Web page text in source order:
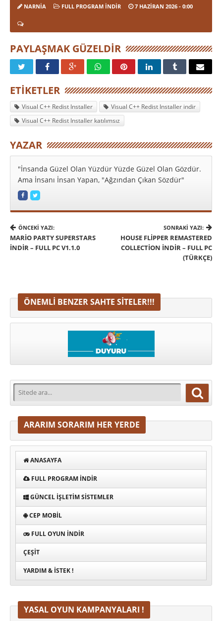
NARNIA FULL PROGRAM INDIR 7 HAZIRAN 2026 - 0:00
PAYLAŞMAK GÜZELDIR
ETIKETLER
Visual C++ Redist Installer
Visual C++ Redist Installer indir
Visual C++ Redist Installer katılımsız
YAZAR
"İnsanda Güzel Olan Yüzdür Yüzde Güzel Olan Gözdür.
Ama İnsanı İnsan Yapan, "Ağzından Çıkan Sözdür"
ÖNCEKI YAZI:
MARIO PARTY SUPERSTARS
İNDIR – FULL PC V1.1.0
SONRAKI YAZI:
HOUSE FLIPPER REMASTERED
COLLECTION İNDIR – FULL PC
(TÜRKÇE)
ÖNEMLI BENZER SAHTE SITELER!!!
ARARIM SORARIM HER YERDE
ANASAYFA
FULL PROGRAM INDIR
GÜNCEL İŞLETIM SISTEMLER
CEP MOBIL
FULL OYUN İNDIR
ÇEŞIT
YARDIM & İSTEK !
YASAL OYUN KAMPANYALARI !